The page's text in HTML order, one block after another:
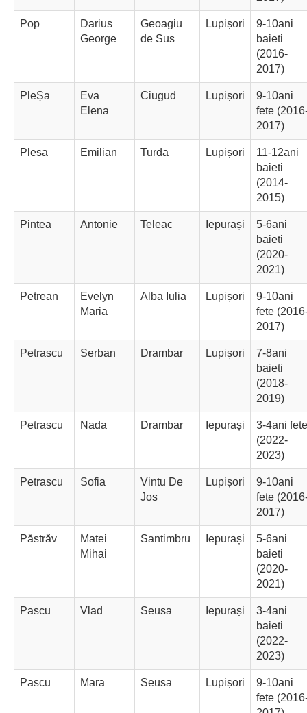
Pop
Darius
George
Geoagiu
de Sus
Lupișori
9-10ani
baieti
(2016-
2017)
PleȘa
Eva
Elena
Ciugud Lupișori
9-10ani
fete
2017)
Plesa Emilian Turda Lupișori
11-12ani
baieti
(2014-
2015)
Pintea Antonie Teleac Iepurași
5-6ani
baieti
(2020-
2021)
Petrean
Evelyn
Maria
Alba Iulia Lupișori
9-10ani
fete
2017)
Petrascu Serban Drambar Lupișori
7-8ani
baieti
(2018-
2019)
Petrascu Nada Drambar Iepurași
3-4ani fete
(2022-
2023)
Petrascu Sofia
Vintu De
Jos
Lupișori
9-10ani
fete
2017)
Păstrăv
Matei
Mihai
Santimbru Iepurași
5-6ani
baieti
(2020-
2021)
Pascu Vlad Seusa Iepurași
3-4ani
baieti
(2022-
2023)
Pascu Mara Seusa Lupișori
9-10ani
fete